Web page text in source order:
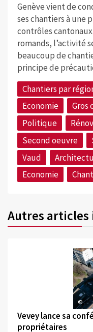
Genève vient de
ses chantiers à une
contrôles
romands, l’activité
beaucoup de
principe de
Chantiers par
Economie
Gros
Politique
Second oeuvre
Vaud
Economie
Autres
©
Vevey lance sa
propriétaires